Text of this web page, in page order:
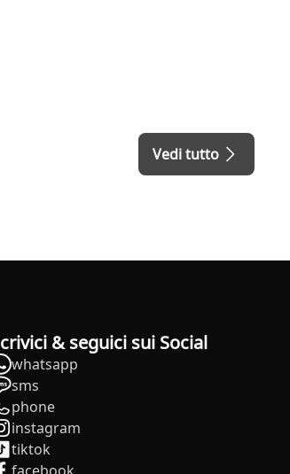
Vedi tutto
Scrivici & seguici sui Social
whatsapp
sms
phone
instagram
tiktok